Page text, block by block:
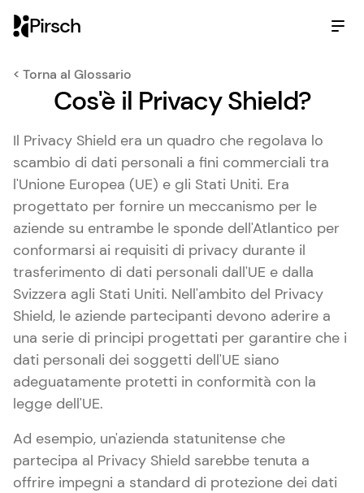
Pirsch
< Torna al Glossario
Cos'è il Privacy Shield?
Il Privacy Shield era un quadro che regolava lo
scambio di dati personali a fini commerciali tra
l'Unione Europea (UE) e gli Stati Uniti. Era
progettato per fornire un meccanismo per le
aziende su entrambe le sponde dell'Atlantico per
conformarsi ai requisiti di privacy durante il
trasferimento di dati personali dall'UE e dalla
Svizzera agli Stati Uniti. Nell'ambito del Privacy
Shield, le aziende partecipanti devono aderire a
una serie di principi progettati per garantire che i
dati personali dei soggetti dell'UE siano
adeguatamente protetti in conformità con la
legge dell'UE.
Ad esempio, un'azienda statunitense che
partecipa al Privacy Shield sarebbe tenuta a
offrire impegni a standard di protezione dei dati